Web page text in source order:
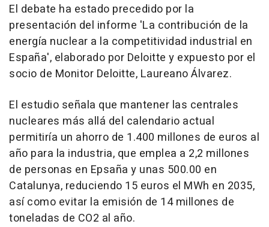
El debate ha estado precedido por la
presentación del informe 'La contribución de la
energía nuclear a la competitividad industrial en
España', elaborado por Deloitte y expuesto por el
socio de Monitor Deloitte, Laureano Álvarez.
El estudio señala que mantener las centrales
nucleares más allá del calendario actual
permitiría un ahorro de 1.400 millones de euros al
año para la industria, que emplea a 2,2 millones
de personas en Epsaña y unas 500.00 en
Catalunya, reduciendo 15 euros el MWh en 2035,
así como evitar la emisión de 14 millones de
toneladas de CO2 al año.